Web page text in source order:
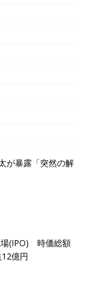
が暴露「突然の解
場(IPO) 時価総額
億円